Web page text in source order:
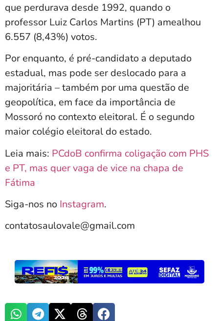
que perdurava desde 1992, quando o
professor Luiz Carlos Martins (PT) amealhou
6.557 (8,43%) votos.
Por enquanto, é pré-candidato a deputado
estadual, mas pode ser deslocado para a
majoritária – também por uma questão de
geopolítica, em face da importância de
Mossoró no contexto eleitoral. É o segundo
maior colégio eleitoral do estado.
Leia mais: PCdoB confirma coligação com PHS
e PT, mas quer vaga de vice na chapa de
Fátima
Siga-nos no Instagram.
contatosaulovale@gmail.com